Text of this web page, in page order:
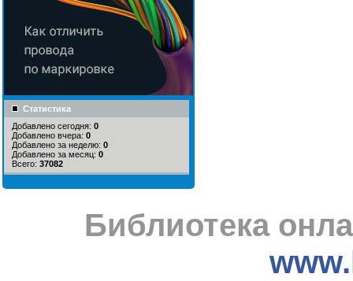
Статистика
Добавлено сегодня: 0
Добавлено вчера: 0
Добавлено за неделю: 0
Добавлено за месяц: 0
Всего: 37082
Библиотека